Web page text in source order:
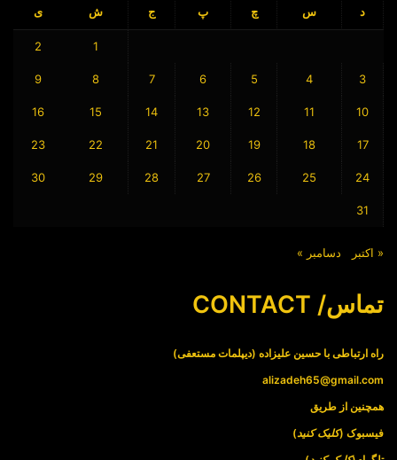
د س چ پ ج ش ی
1
2
3
4
5
6
7
8
9
10
11
12
13
14
15
16
17
18
19
20
21
22
23
24
25
26
27
28
29
30
31
« اکتبر دسامبر »
تماس/ CONTACT
راه ارتباطی با حسین علیزاده (دیپلمات مستعفی)
alizadeh65@gmail.com
همچنین از طریق
فیسبوک (کلیک کنید)